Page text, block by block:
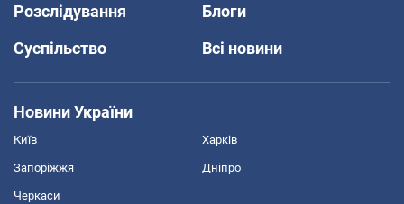
Розслідування
Блоги
Суспільство
Всі новини
Новини України
Київ Харків
Запоріжжя Дніпро
Черкаси